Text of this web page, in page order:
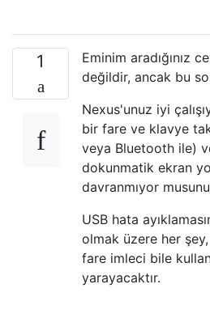
1
Eminim aradığınız
değildir, ancak bu
Nexus'unuz iyi
bir fare ve klavye
veya Bluetooth ile)
dokunmatik ekran
davranmıyor
USB hata
olmak üzere her
fare imleci bile
yarayacaktır.